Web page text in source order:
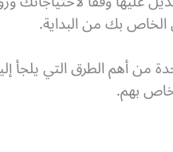
الخاص بك من البداية.
من أهم الطرق التي يلجأ
بهم.